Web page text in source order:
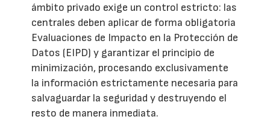
ámbito privado exige un control estricto: las
centrales deben aplicar de forma obligatoria
Evaluaciones de Impacto en la Protección de
Datos (EIPD) y garantizar el principio de
minimización, procesando exclusivamente
la información estrictamente necesaria para
salvaguardar la seguridad y destruyendo el
resto de manera inmediata.